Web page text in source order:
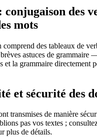
des
mots
des tableaux de
astuces de grammaire
et la grammaire directement
et sécurité des
transmises de manière
pas vos textes ;
plus de détails.